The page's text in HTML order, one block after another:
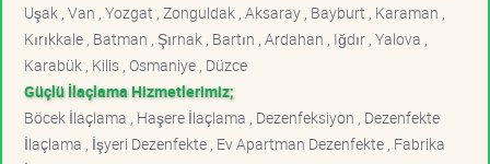
Uşak , Van , Yozgat , Zonguldak , Aksaray , Bayburt , Karaman ,
Kırıkkale , Batman , Şırnak , Bartın , Ardahan , Iğdır , Yalova ,
Karabük , Kilis , Osmaniye , Düzce
Güçlü İlaçlama Hizmetlerimiz;
Böcek İlaçlama , Haşere İlaçlama , Dezenfeksiyon , Dezenfekte
İlaçlama , İşyeri Dezenfekte , Ev Apartman Dezenfekte , Fabrika